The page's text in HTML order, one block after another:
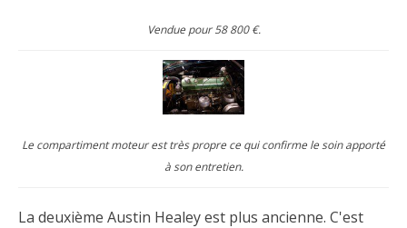
Vendue pour 58 800 €.
Le compartiment moteur est très propre ce qui confirme le soin apporté
à son entretien.
La deuxième Austin Healey est plus ancienne. C'est